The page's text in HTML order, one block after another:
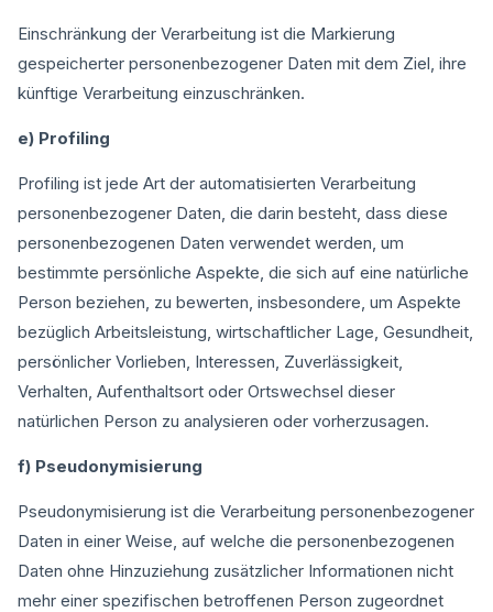
Einschränkung der Verarbeitung ist die Markierung
gespeicherter personenbezogener Daten mit dem Ziel, ihre
künftige Verarbeitung einzuschränken.
e) Profiling
Profiling ist jede Art der automatisierten Verarbeitung
personenbezogener Daten, die darin besteht, dass diese
personenbezogenen Daten verwendet werden, um
bestimmte persönliche Aspekte, die sich auf eine natürliche
Person beziehen, zu bewerten, insbesondere, um Aspekte
bezüglich Arbeitsleistung, wirtschaftlicher Lage, Gesundheit,
persönlicher Vorlieben, Interessen, Zuverlässigkeit,
Verhalten, Aufenthaltsort oder Ortswechsel dieser
natürlichen Person zu analysieren oder vorherzusagen.
f) Pseudonymisierung
Pseudonymisierung ist die Verarbeitung personenbezogener
Daten in einer Weise, auf welche die personenbezogenen
Daten ohne Hinzuziehung zusätzlicher Informationen nicht
mehr einer spezifischen betroffenen Person zugeordnet